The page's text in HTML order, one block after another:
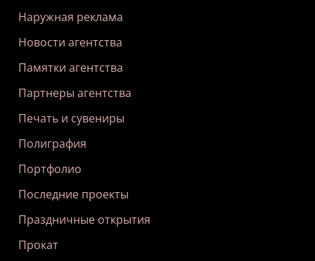
Наружная реклама
Новости агентства
Памятки агентства
Партнеры агентства
Печать и сувениры
Полиграфия
Портфолио
Последние проекты
Праздничные открытия
Прокат